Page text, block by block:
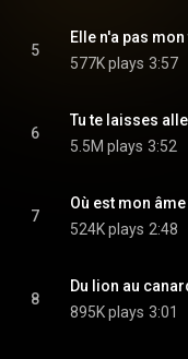
5
Elle n'a pas
577K plays 3:57
6
Tu te laisses
5.5M plays 3:52
7
Où est mon
524K plays 2:48
8
Du lion au
895K plays 3:01